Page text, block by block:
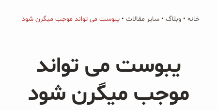
برای:
پکیج‌ها
محصولات ارگانیک
خانه • وبلاگ • سایر مقالات • یبوست می تواند موجب میگرن شود
یبوست می تواند
موجب میگرن شود